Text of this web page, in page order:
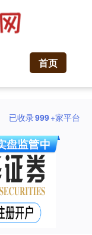
首页
已收录999+家平台